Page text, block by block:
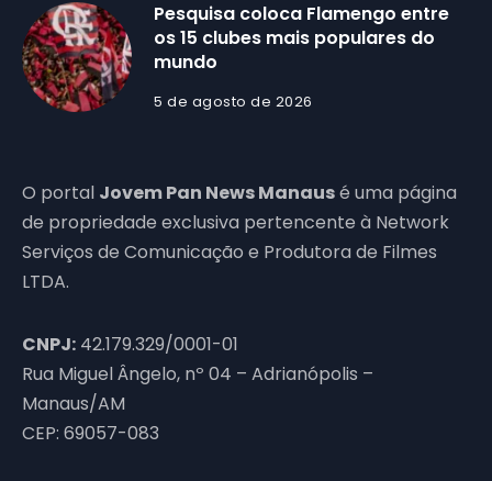
Pesquisa coloca Flamengo entre
os 15 clubes mais populares do
mundo
5 de agosto de 2026
O portal Jovem Pan News Manausé uma página
de propriedade exclusiva pertencente à Network
Serviços de Comunicação e Produtora de Filmes
LTDA.
CNPJ: 42.179.329/0001-01
Rua Miguel Ângelo, nº 04 – Adrianópolis –
Manaus/AM
CEP: 69057-083